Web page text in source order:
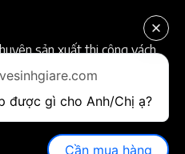
sản xuất thi công vách
tốt. Chuyên nghiệp, uy tín
cung cấp khác trên thị
Cần mua hàng